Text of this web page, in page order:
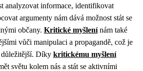
analyzovat informace, identifikovat
argumenty nám dává možnost stát se
občany. Kritické myšlenínám také
vůči manipulaci a propagandě, což je
důležitější. Díky kritickému myšlení
světu kolem nás a stát se aktivními